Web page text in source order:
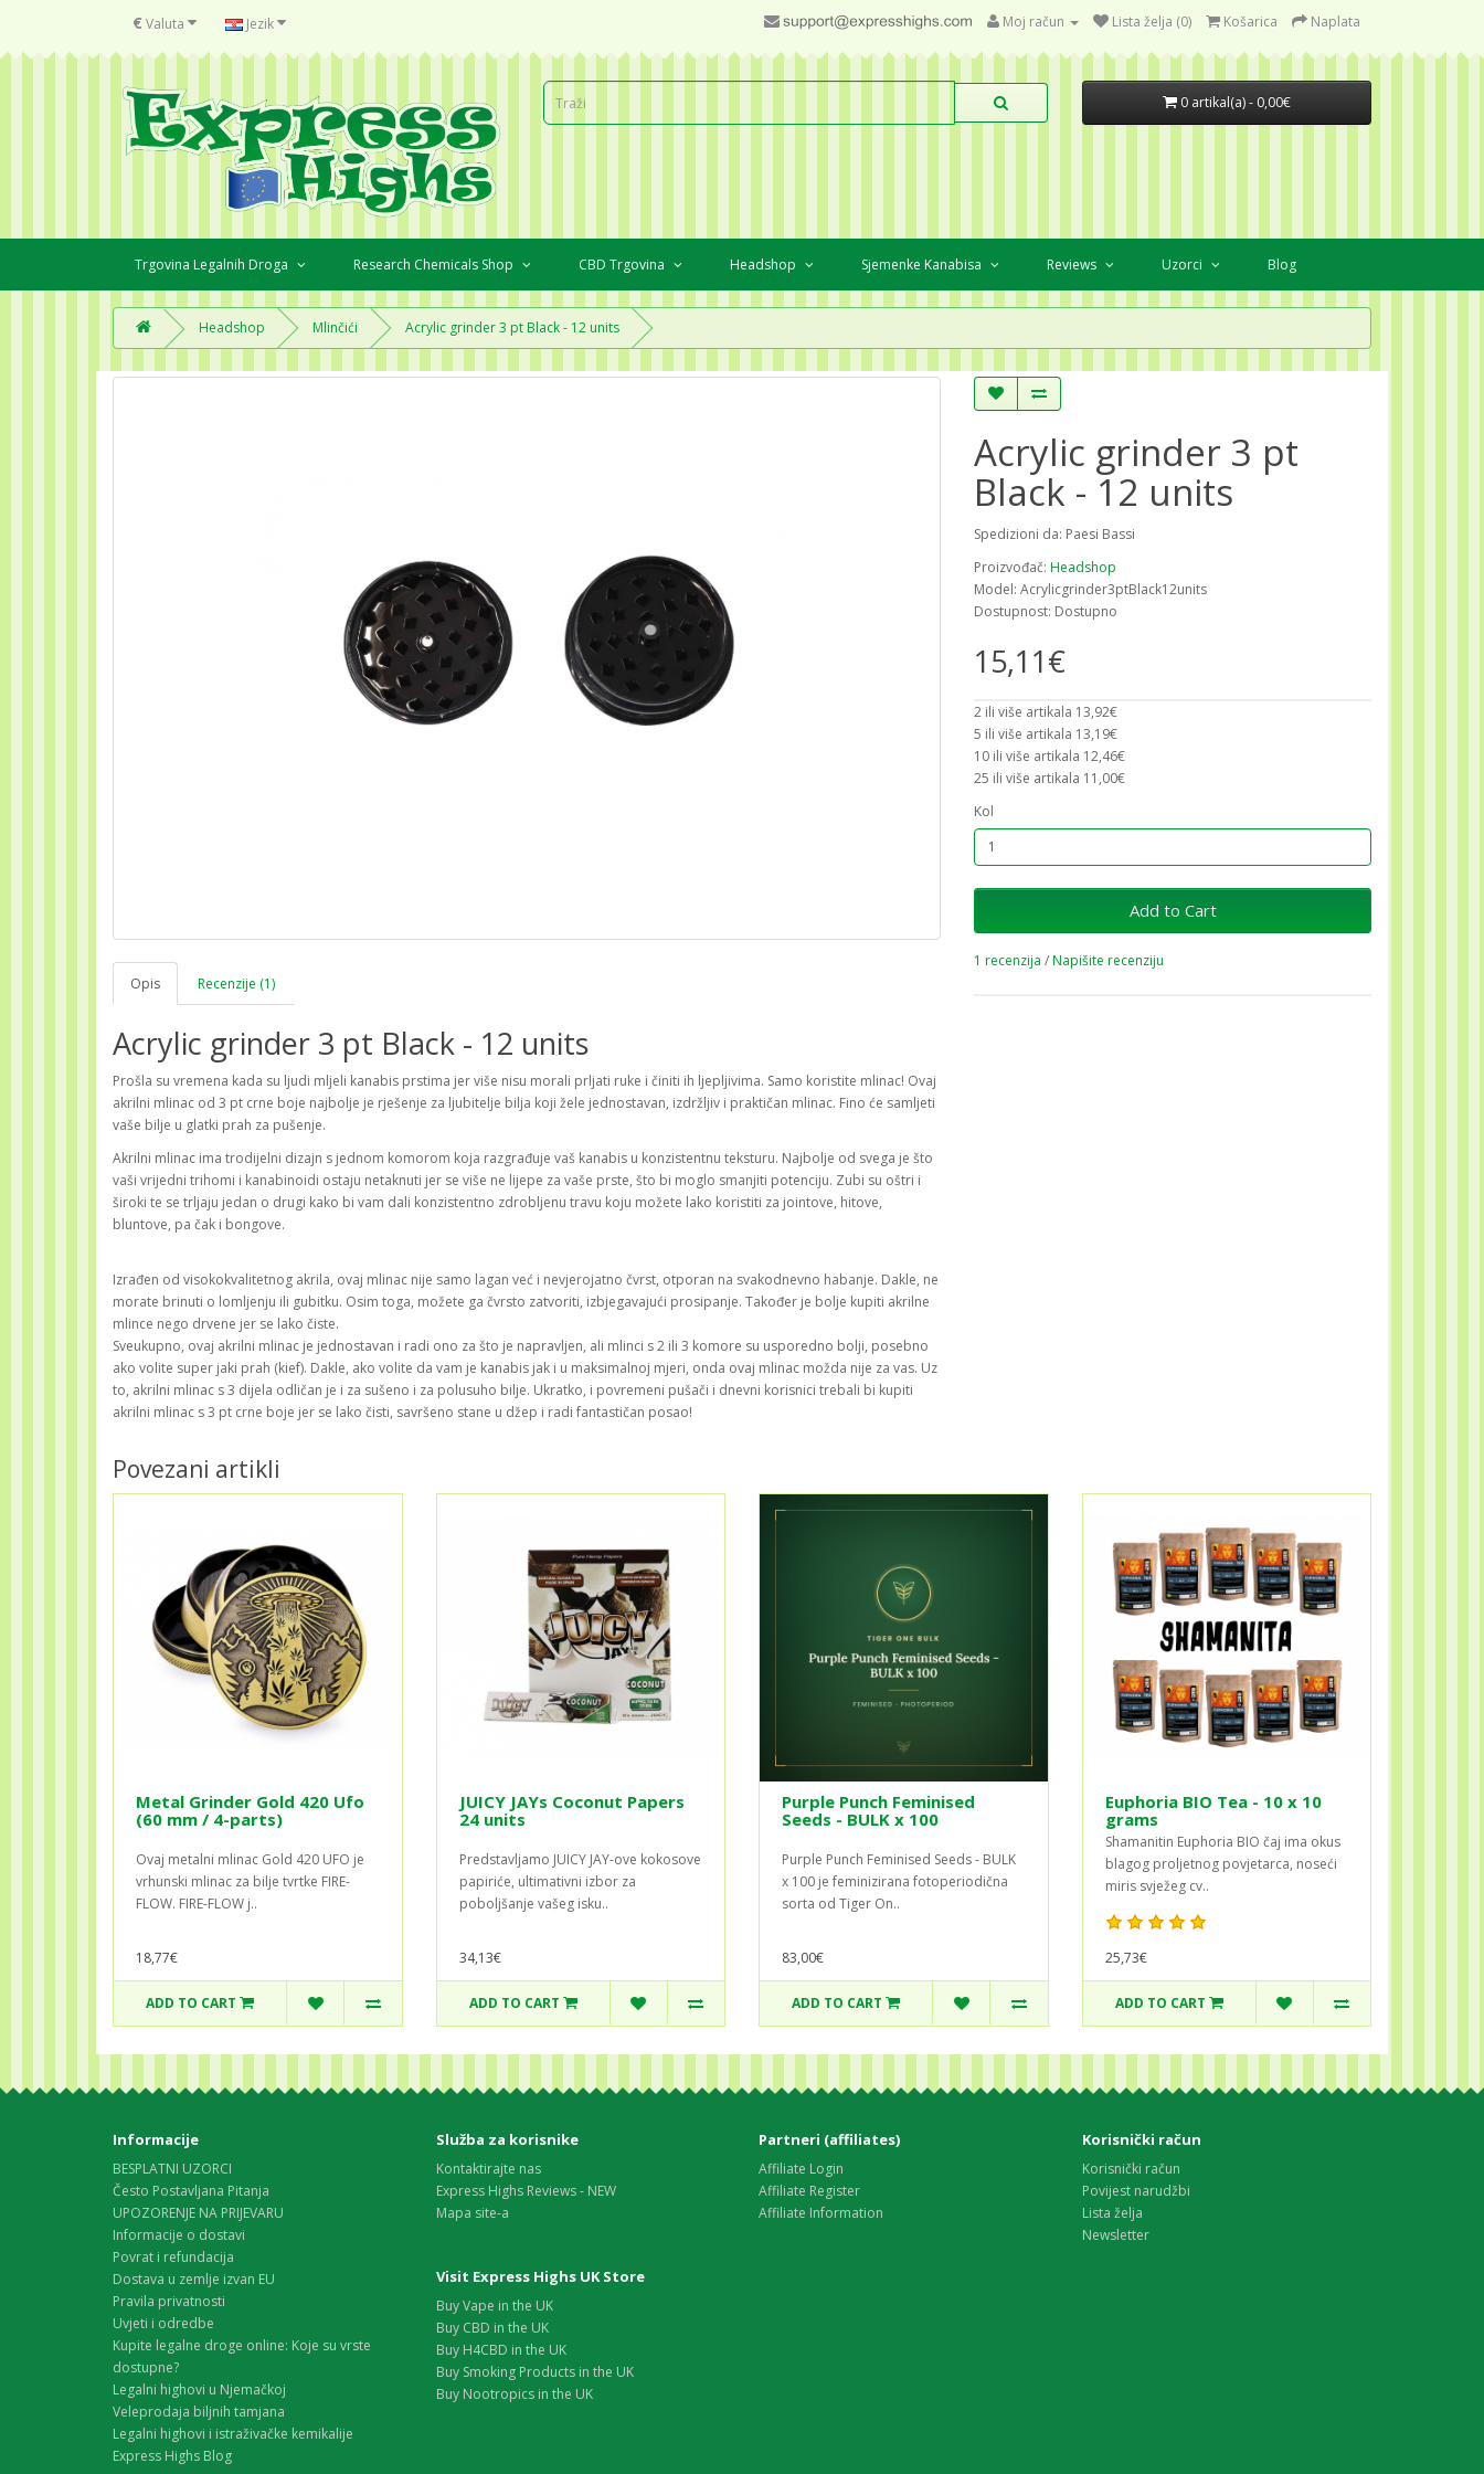
€ Valuta Jezik Moj račun Lista želja (0) Košarica Naplata
0 artikal(a) - 0,00€
Trgovina Legalnih Droga Research Chemicals Shop CBD Trgovina Headshop Sjemenke Kanabisa Reviews Uzorci Blog
Headshop Mlinčići Acrylic grinder 3 pt Black - 12 units
Opis Recenzije (1)
Acrylic grinder 3 pt Black - 12 units
Prošla su vremena kada su ljudi mljeli kanabis prstima jer više nisu morali prljati ruke i činiti ih ljepljivima. Samo koristite mlinac! Ovaj
akrilni mlinac od 3 pt crne boje najbolje je rješenje za ljubitelje bilja koji žele jednostavan, izdržljiv i praktičan mlinac. Fino će samljeti
vaše bilje u glatki prah za pušenje.
Akrilni mlinac ima trodijelni dizajn s jednom komorom koja razgrađuje vaš kanabis u konzistentnu teksturu. Najbolje od svega je što
vaši vrijedni trihomi i kanabinoidi ostaju netaknuti jer se više ne lijepe za vaše prste, što bi moglo smanjiti potenciju. Zubi su oštri i
široki te se trljaju jedan o drugi kako bi vam dali konzistentno zdrobljenu travu koju možete lako koristiti za jointove, hitove,
bluntove, pa čak i bongove.
Izrađen od visokokvalitetnog akrila, ovaj mlinac nije samo lagan već i nevjerojatno čvrst, otporan na svakodnevno habanje. Dakle, ne
morate brinuti o lomljenju ili gubitku. Osim toga, možete ga čvrsto zatvoriti, izbjegavajući prosipanje. Također je bolje kupiti akrilne
mlince nego drvene jer se lako čiste.
Sveukupno, ovaj akrilni mlinac je jednostavan i radi ono za što je napravljen, ali mlinci s 2 ili 3 komore su usporedno bolji, posebno
ako volite super jaki prah (kief). Dakle, ako volite da vam je kanabis jak i u maksimalnoj mjeri, onda ovaj mlinac možda nije za vas. Uz
to, akrilni mlinac s 3 dijela odličan je i za sušeno i za polusuho bilje. Ukratko, i povremeni pušači i dnevni korisnici trebali bi kupiti
akrilni mlinac s 3 pt crne boje jer se lako čisti, savršeno stane u džep i radi fantastičan posao!
Acrylic grinder 3 pt
Black - 12 units
Spedizioni da: Paesi Bassi
Proizvođač: Headshop
Model: Acrylicgrinder3ptBlack12units
Dostupnost: Dostupno
15,11€
2 ili više artikala 13,92€
5 ili više artikala 13,19€
10 ili više artikala 12,46€
25 ili više artikala 11,00€
Kol
Add to Cart
1 recenzija /Napišite recenziju
Povezani artikli
Metal Grinder Gold 420 Ufo
(60 mm / 4-parts)
Ovaj metalni mlinac Gold 420 UFO je
vrhunski mlinac za bilje tvrtke FIRE-
FLOW. FIRE-FLOW j..
18,77€
ADD TO CART
JUICY JAYs Coconut Papers
24 units
Predstavljamo JUICY JAY-ove kokosove
papiriće, ultimativni izbor za
poboljšanje vašeg isku..
34,13€
ADD TO CART
Purple Punch Feminised
Seeds - BULK x 100
Purple Punch Feminised Seeds - BULK
x 100 je feminizirana fotoperiodična
sorta od Tiger On..
83,00€
ADD TO CART
Euphoria BIO Tea - 10 x 10
grams
Shamanitin Euphoria BIO čaj ima okus
blagog proljetnog povjetarca, noseći
miris svježeg cv..
25,73€
ADD TO CART
Informacije
BESPLATNI UZORCI
Često Postavljana Pitanja
UPOZORENJE NA PRIJEVARU
Informacije o dostavi
Povrat i refundacija
Dostava u zemlje izvan EU
Pravila privatnosti
Uvjeti i odredbe
Kupite legalne droge online: Koje su vrste
dostupne?
Legalni highovi u Njemačkoj
Veleprodaja biljnih tamjana
Legalni highovi i istraživačke kemikalije
Express Highs Blog
Služba za korisnike
Kontaktirajte nas
Express Highs Reviews - NEW
Mapa site-a
Partneri (affiliates)
Affiliate Login
Affiliate Register
Affiliate Information
Korisnički račun
Korisnički račun
Povijest narudžbi
Lista želja
Newsletter
Visit Express Highs UK Store
Buy Vape in the UK
Buy CBD in the UK
Buy H4CBD in the UK
Buy Smoking Products in the UK
Buy Nootropics in the UK